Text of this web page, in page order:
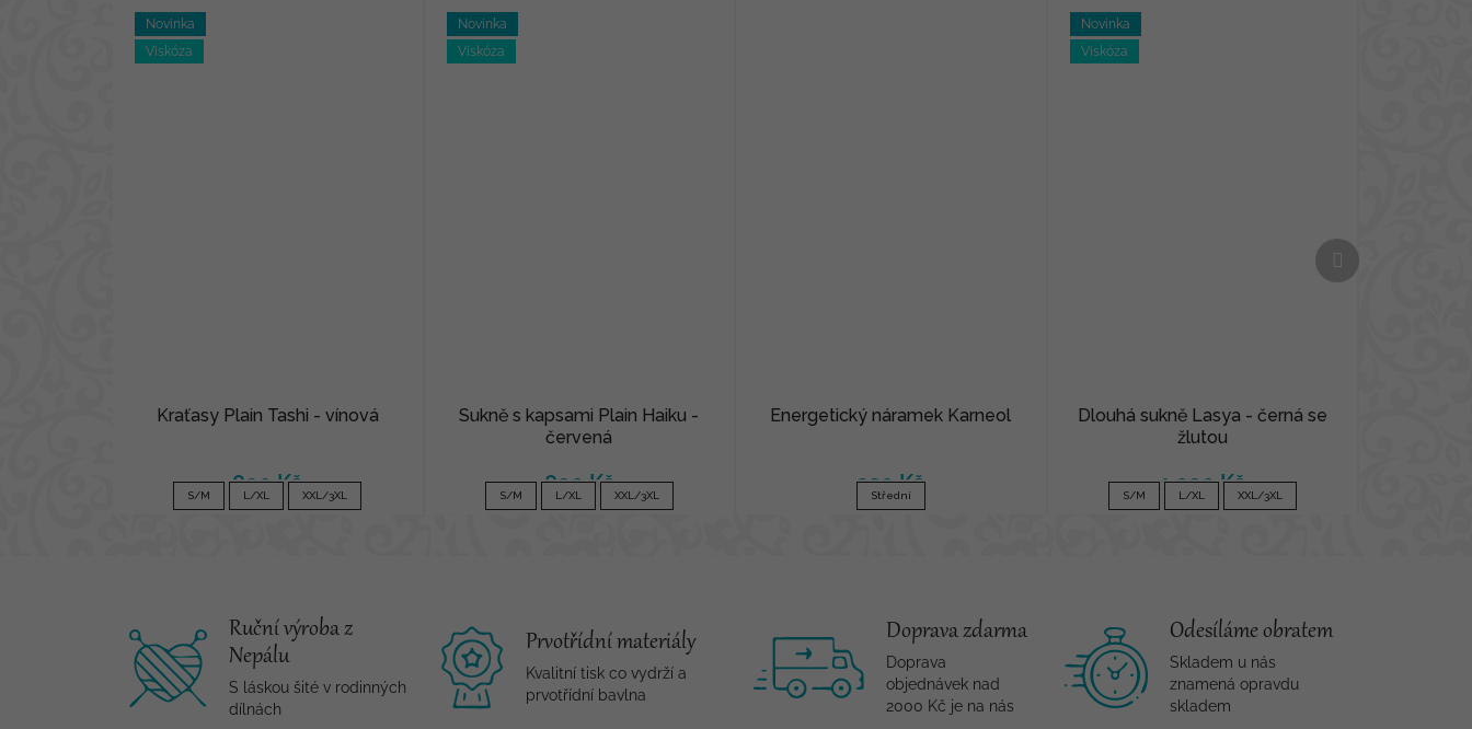
Novinka
Viskóza
Kraťasy Plain Tashi - vínová
890 Kč
S/M L/XL XXL/3XL
Novinka
Viskóza
Sukně s kapsami Plain Haiku -
červená
890 Kč
S/M L/XL XXL/3XL
Energetický náramek Karneol
320 Kč
Střední
Novinka
Viskóza
Dlouhá sukně Lasya - černá se
žlutou
1 090 Kč
S/M L/XL XXL/3XL
Další
produkt
Ruční výroba z
Nepálu
S láskou šité v rodinných
dílnách
Prvotřídní materiály
Kvalitní tisk co vydrží a
prvotřídní bavlna
Doprava zdarma
Doprava
objednávek nad
2000 Kč je na nás
Odesíláme obratem
Skladem u nás
znamená opravdu
skladem